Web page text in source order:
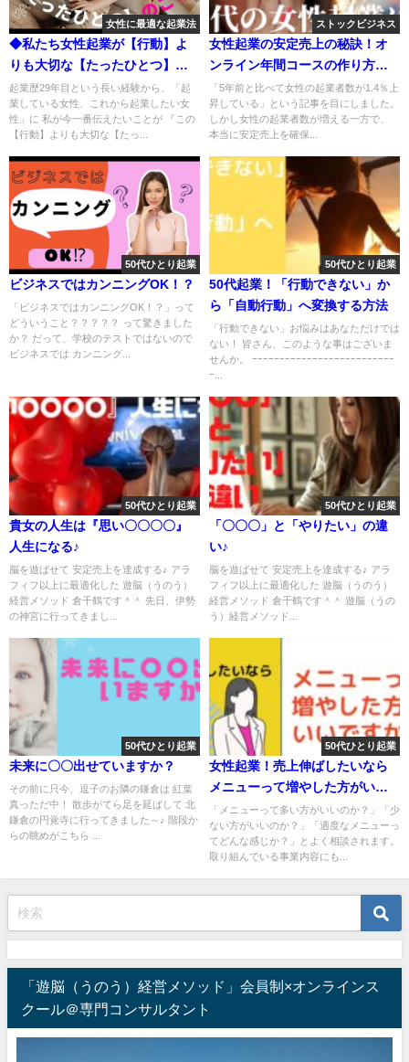
女性に最適な起業法
◆私たち女性起業が【行動】よ
りも大切な【たったひとつ】の
こと♪
起業歴29年目という長い経験から、「起
業している女性、これから起業したい女
性」に 私が今一番伝えたいことが 『この
【行動】よりも大切な【たっ...
ストックビジネス
女性起業の安定売上の秘訣！オ
ンライン年間コースの作り方９
STEP
「5年前と比べて女性の起業者数が1.4％上
昇している」という記事を目にしました。
しかし女性の起業者数が増える一方で、
本当に安定売上を確保...
50代ひとり起業
ビジネスではカンニングOK！？
「ビジネスではカンニングOK！？」って
どういうこと？？？？？ って驚きました
か？ だって、学校のテストではないので
ビジネスでは カンニング...
50代ひとり起業
50代起業！「行動できない」か
ら「自動行動」へ変換する方法
「行動できない」お悩みはあなただけでは
ない！ 皆さん、このような事はございま
せんか。 ｰｰｰｰｰｰｰｰｰｰｰｰｰｰｰｰｰｰｰｰｰｰｰｰｰｰ
ｰ...
50代ひとり起業
貴女の人生は『思い〇〇〇〇』
人生になる♪
脳を遊ばせて 安定売上を達成する♪ アラ
フィフ以上に最適化した 遊脳（うのう）
経営メソッド 倉千鶴です＾＾ 先日、伊勢
の神宮に行ってきまし...
50代ひとり起業
「〇〇〇」と「やりたい」の違
い♪
脳を遊ばせて 安定売上を達成する♪ アラ
フィフ以上に最適化した 遊脳（うのう）
経営メソッド 倉千鶴です＾＾ 遊脳（うの
う）経営メソッド...
50代ひとり起業
未来に〇〇出せていますか？
その前に只今、逗子のお隣の鎌倉は 紅葉
真っただ中！ 散歩がてら足を延ばして 北
鎌倉の円覚寺に行ってきました～♪ 階段か
らの眺めがこちら ...
50代ひとり起業
女性起業！売上伸ばしたいなら
メニューって増やした方がいい
ですか？
「メニューって多い方がいいのか？」「少
ない方がいいのか？」「適度なメニューっ
てどんな感じか？」とよく相談されます。
取り組んでいる事業内容にも...
「遊脳（うのう）経営メソッド」会員制×オンラインス
クール＠専門コンサルタント